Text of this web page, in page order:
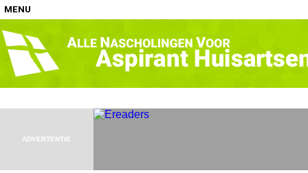
MENU
Home
Nascholingen op locatie (agenda)
ADVERTENTIE